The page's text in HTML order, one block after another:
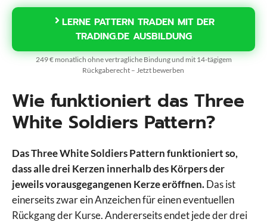
LERNE PATTERN TRADEN MIT DER
TRADING.DE AUSBILDUNG
249 € monatlich ohne vertragliche Bindung und mit 14-tägigem
Rückgaberecht – Jetzt bewerben
Wie funktioniert das Three
White Soldiers Pattern?
Das Three White Soldiers Pattern funktioniert so,
dass alle drei Kerzen innerhalb des Körpers der
jeweils vorausgegangenen Kerze eröffnen.Das ist
einerseits zwar ein Anzeichen für einen eventuellen
Rückgang der Kurse. Andererseits endet jede der drei